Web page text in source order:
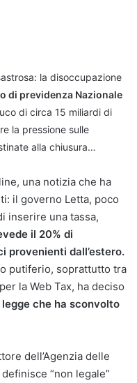
la disoccupazione
di previdenza Nazionale
di circa 15 miliardi di
la pressione sulle
alla chiusura…
una notizia che ha
il governo Letta, poco
inserire una tassa,
il 20% di
dall’estero.
putiferio, soprattutto tra
la Web Tax, ha deciso
che ha sconvolto
dell’Agenzia delle
“non legale”